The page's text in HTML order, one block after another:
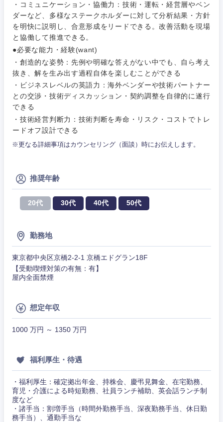
・コミュニケーション・協働力：技術・運転・経営層やベン
ダーなど、多様なステークホルダーに対して分析結果・方針
を明快に説明し、合意形成をリードできる。改善活動を現場
と協働して推進できる。
●必要な能力・経験(want)
・創造的な姿勢：先例や明確な答えがない中でも、自ら考え
抜き、解を生み出す過程自体を楽しむことができる
・ビジネスレベルの英語力：海外ベンダーや技術パートナー
との交渉・技術ディスカッション・契約調整を自律的に遂行
できる
・技術経営判断力：技術判断を寿命・リスク・コストでトレ
ードオフ設計できる
※更なる詳細事項はカウンセリング（面談）時にお伝えします。
推奨年齢
20代 30代 40代 50代
勤務地
東京都中央区京橋2-2-1 京橋エドグラン18F
【受動喫煙対策の有無：有】
屋内全面禁煙
想定年収
1000 万円 ～ 1350 万円
福利厚生・待遇
・福利厚生：確定拠出年金、持株会、慶弔見舞金、在宅勤務、
育児・介護による時短勤務、社員ランチ補助、英会話ランチ制
度など
・諸手当：割増手当（時間外勤務手当、深夜勤務手当、休日勤
務手当）、通勤手当な
専門職
技術職
（IT）、
Webサー
ビス・制
作、ゲー
ム
技術職
（モノづ
くり）
メディカ
ル
門職
建設・施
工管理
技術職（モノづくり）
金融専門職
メディカル
建設・施工管理
事務職
小売・通販・外食
IT・通信
WEBサービス
コンサル・シンクタンク
広告・宣伝・印刷
人材・アウトソーシング
サービス
その他
茨城県
千葉県 東京都
フルリモート
年間休日120日以
上
完全週休2日制